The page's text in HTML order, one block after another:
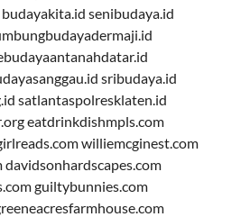
budayakita.id senibudaya.id
sribudaya.id
satlantaspolresklaten.id
eatdrinkdishmpls.com
williemcginest.com
davidsonhardscapes.com
guiltybunnies.com